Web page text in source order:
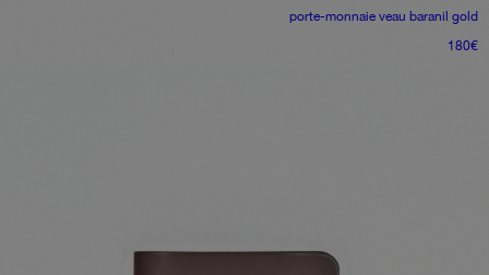
porte-monnaie veau baranil gold
180€